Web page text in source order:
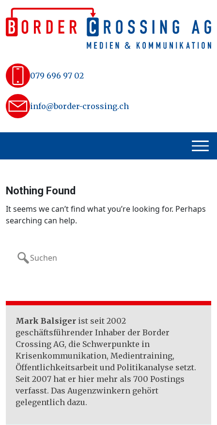
Skip
to
content
079 696 97 02
info@border-crossing.ch
Nothing Found
It seems we can’t find what you’re looking for. Perhaps
searching can help.
for:
Mark Balsiger ist seit 2002
geschäftsführender Inhaber der Border
Crossing AG, die Schwerpunkte in
Krisenkommunikation, Medientraining,
Öffentlichkeitsarbeit und Politikanalyse setzt.
Seit 2007 hat er hier mehr als 700 Postings
verfasst. Das Augenzwinkern gehört
gelegentlich dazu.